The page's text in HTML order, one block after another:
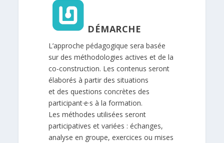
DÉMARCHE
L’approche pédagogique sera basée
sur des méthodologies actives et de la
co-construction. Les contenus seront
élaborés à partir des situations
et des questions concrètes des
participant·e·s à la formation.
Les méthodes utilisées seront
participatives et variées : échanges,
analyse en groupe, exercices ou mises